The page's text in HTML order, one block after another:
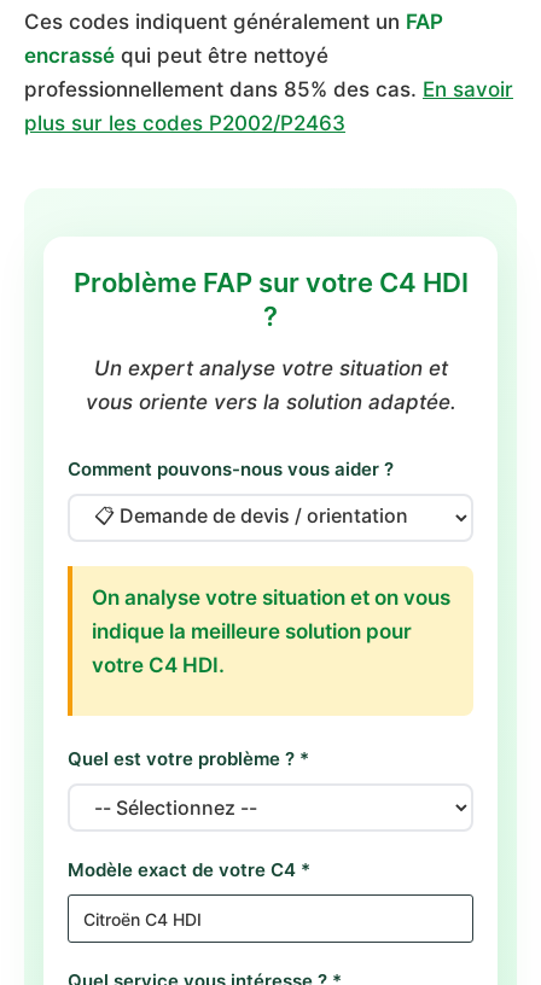
Ces codes indiquent généralement un FAP
encrassé qui peut être nettoyé
professionnellement dans 85% des cas. En savoir
plus sur les codes P2002/P2463
Problème FAP sur votre C4 HDI
?
Un expert analyse votre situation et
vous oriente vers la solution adaptée.
Comment pouvons-nous vous aider ?
On analyse votre situation et on vous
indique la meilleure solution pour
votre C4 HDI.
Quel est votre problème ? *
Modèle exact de votre C4 *